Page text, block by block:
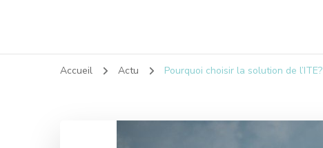
Accueil Actu Pourquoi choisir la solution de l’ITE?